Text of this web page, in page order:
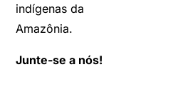
indígenas da
Amazônia.
Junte-se a nós!